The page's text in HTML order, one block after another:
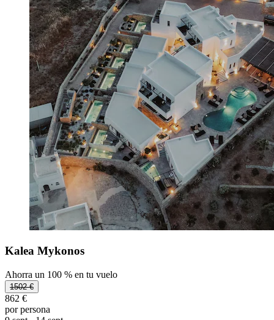
Kalea Mykonos
Ahorra un 100 % en tu vuelo
1502 €
862 €
por persona